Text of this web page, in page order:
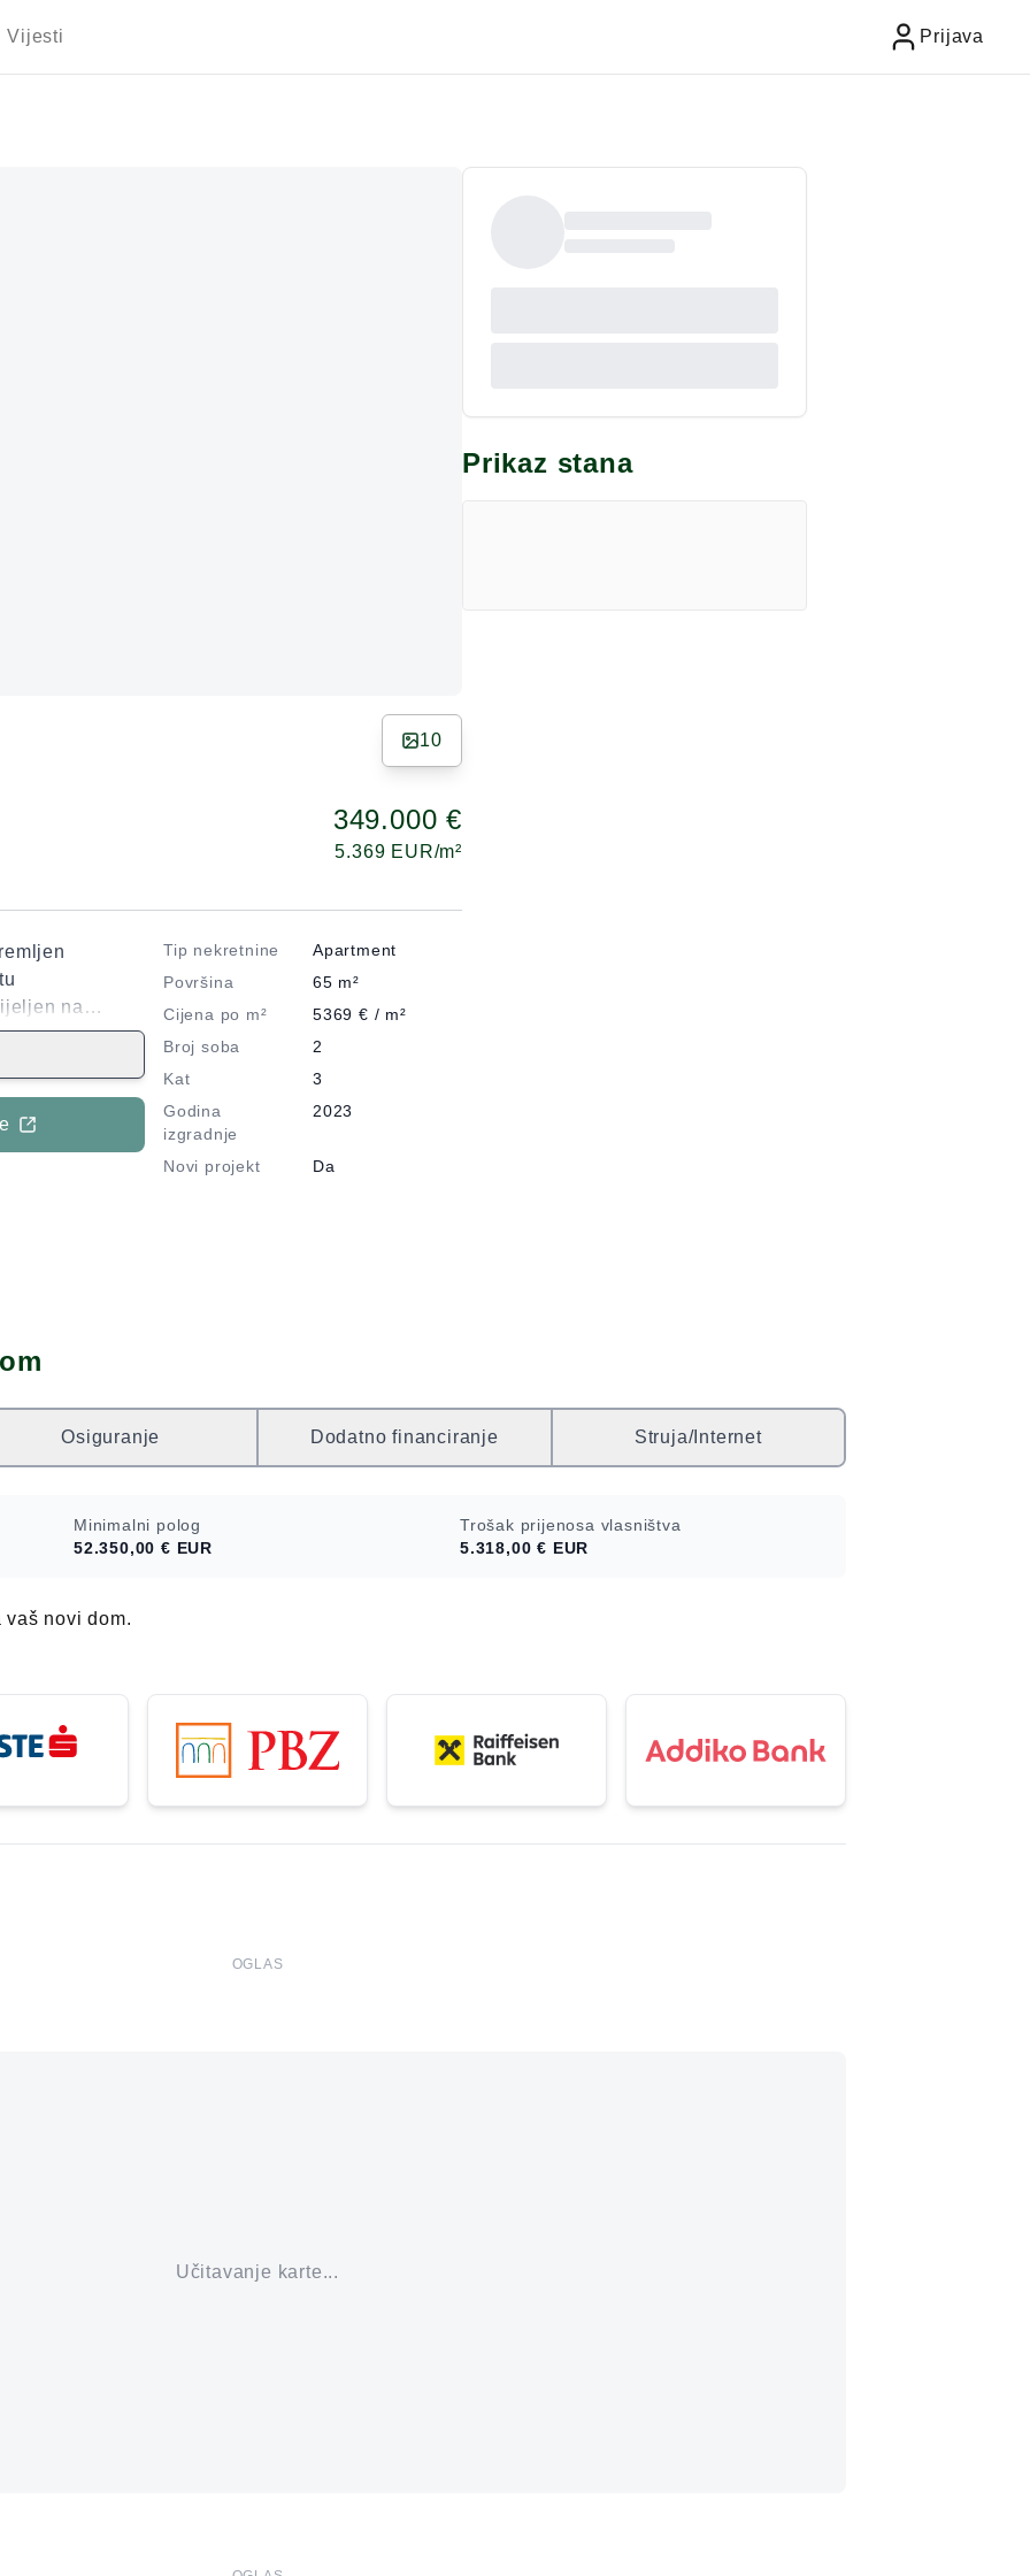
Vijesti Prijava
10
349.000 €
5.369 EUR/m²
na
kuhinju, te
kojeg se
parkirno
Tip nekretnine
Apartment
Površina
65 m²
Cijena po m²
5369 € / m²
Broj soba
2
Kat
3
Godina
izgradnje
2023
Novi projekt Da
Prikaz stana
Osiguranje Dodatno financiranje Struja/Internet
Minimalni polog
52.350,00 € EUR
Trošak prijenosa vlasništva
5.318,00 € EUR
novi dom.
OGLAS
Učitavanje karte...